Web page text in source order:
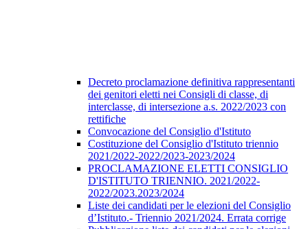
Decreto proclamazione definitiva rappresentanti
dei genitori eletti nei Consigli di classe, di
interclasse, di intersezione a.s. 2022/2023 con
rettifiche
Convocazione del Consiglio d'Istituto
Costituzione del Consiglio d'Istituto triennio
2021/2022-2022/2023-2023/2024
PROCLAMAZIONE ELETTI CONSIGLIO
D'ISTITUTO TRIENNIO. 2021/2022-
2022/2023.2023/2024
Liste dei candidati per le elezioni del Consiglio
d’Istituto.- Triennio 2021/2024. Errata corrige